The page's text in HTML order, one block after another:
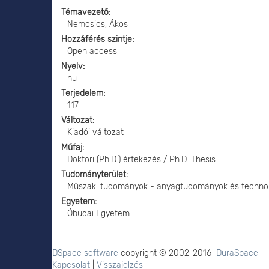
Témavezető
Nemcsics, Ákos
Hozzáférés szintje
Open access
Nyelv
hu
Terjedelem
117
Változat
Kiadói változat
Műfaj
Doktori (Ph.D.) értekezés / Ph.D. Thesis
Tudományterület
Műszaki tudományok - anyagtudományok és
Egyetem
Óbudai Egyetem
DSpace software copyright © 2002-2016 DuraSpace
Kapcsolat
Visszajelzés